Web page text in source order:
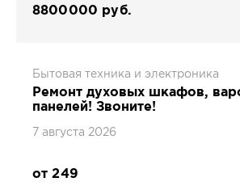
8800000 руб.
Бытовая техника и электроника
Ремонт духовых шкафов,
панелей! Звоните!
7 августа 2026
от 249